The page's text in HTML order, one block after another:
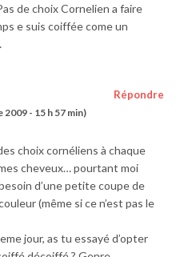
de choix Cornelien a faire
e suis coiffée come un
2009 - 15 h 57 min)
Répondre
choix cornéliens à chaque
cheveux… pourtant moi
d’une petite coupe de
(même si ce n’est pas le
jour, as tu essayé d’opter